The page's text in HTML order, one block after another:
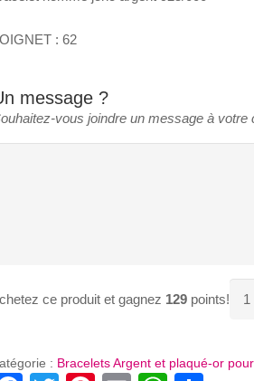
: 62
message ?
vous joindre un message à votre
ce produit et gagnez 129points!
: Bracelets Argent et plaqué-or